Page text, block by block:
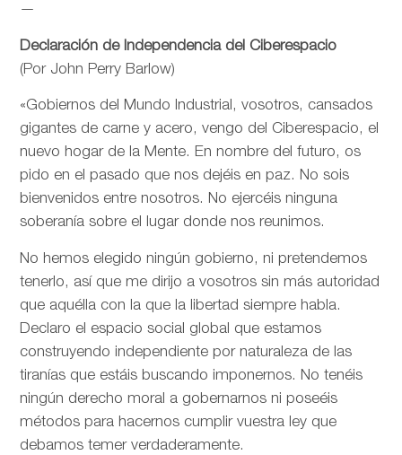
—
Declaración de Independencia del Ciberespacio
(Por John Perry Barlow)
«Gobiernos del Mundo Industrial, vosotros, cansados
gigantes de carne y acero, vengo del Ciberespacio, el
nuevo hogar de la Mente. En nombre del futuro, os
pido en el pasado que nos dejéis en paz. No sois
bienvenidos entre nosotros. No ejercéis ninguna
soberanía sobre el lugar donde nos reunimos.
No hemos elegido ningún gobierno, ni pretendemos
tenerlo, así que me dirijo a vosotros sin más autoridad
que aquélla con la que la libertad siempre habla.
Declaro el espacio social global que estamos
construyendo independiente por naturaleza de las
tiranías que estáis buscando imponernos. No tenéis
ningún derecho moral a gobernarnos ni poseéis
métodos para hacernos cumplir vuestra ley que
debamos temer verdaderamente.